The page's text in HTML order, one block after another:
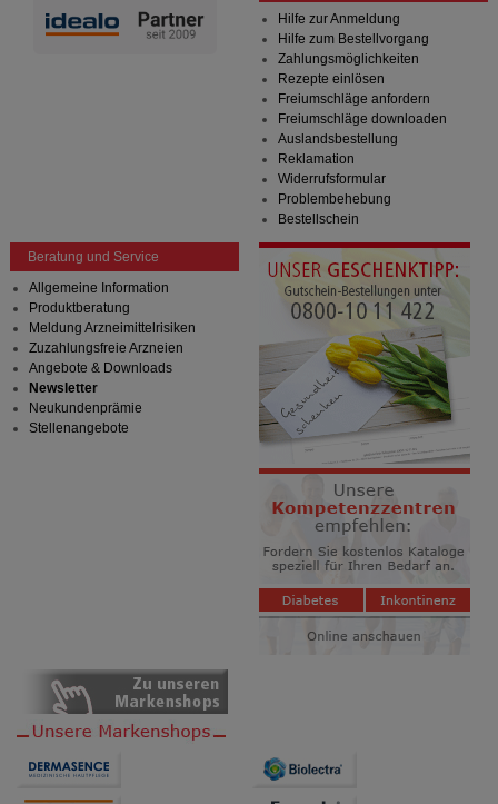
Hilfe zur Anmeldung
Hilfe zum Bestellvorgang
Zahlungsmöglichkeiten
Rezepte einlösen
Freiumschläge anfordern
Freiumschläge downloaden
Auslandsbestellung
Reklamation
Widerrufsformular
Problembehebung
Bestellschein
Beratung und Service
Allgemeine Information
Produktberatung
Meldung Arzneimittelrisiken
Zuzahlungsfreie Arzneien
Angebote & Downloads
Newsletter
Neukundenprämie
Stellenangebote